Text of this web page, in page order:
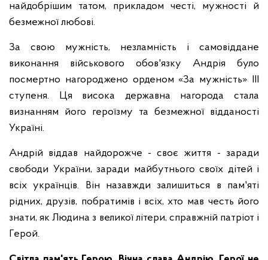
найдобрішим татом, прикладом честі, мужності й
безмежної любові.
За свою мужність, незламність і самовіддане
виконання військового обов'язку Андрія було
посмертно нагороджено орденом «За мужність» III
ступеня. Ця висока державна нагорода стала
визнанням його героїзму та безмежної відданості
Україні.
Андрій віддав найдорожче - своє життя - заради
свободи України, заради майбутнього своїх дітей і
всіх українців. Він назавжди залишиться в пам'яті
рідних, друзів, побратимів і всіх, хто мав честь його
знати, як Людина з великої літери, справжній патріот і
Герой.